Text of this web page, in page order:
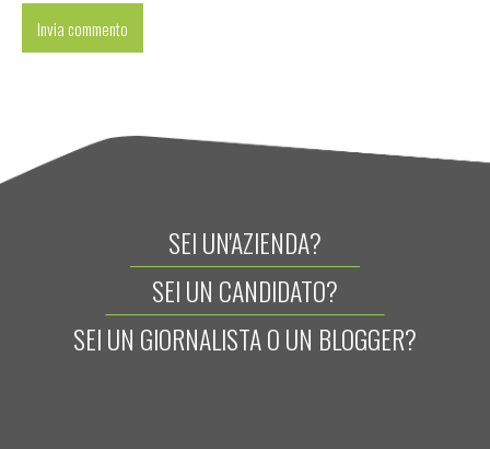
SEI UN'AZIENDA?
SEI UN CANDIDATO?
SEI UN GIORNALISTA O UN BLOGGER?